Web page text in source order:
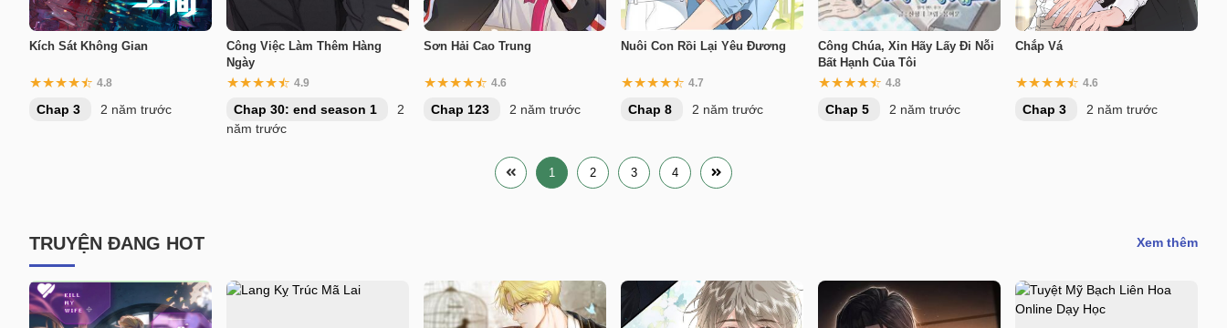
Kích Sát Không Gian
4.8
Chap 3 2 năm trước
Công Việc Làm Thêm Hàng
Ngày
4.9
Chap 30: end season 1
2
năm trước
Sơn Hải Cao Trung
4.6
Chap 123 2 năm trước
Nuôi Con Rồi Lại Yêu Đương
4.7
Chap 8 2 năm trước
Công Chúa, Xin Hãy Lấy Đi Nỗi
Bất Hạnh Của Tôi
4.8
Chap 5 2 năm trước
Chắp Vá
4.6
Chap 3 2 năm trước
1 2 3 4
TRUYỆN ĐANG HOT Xem thêm